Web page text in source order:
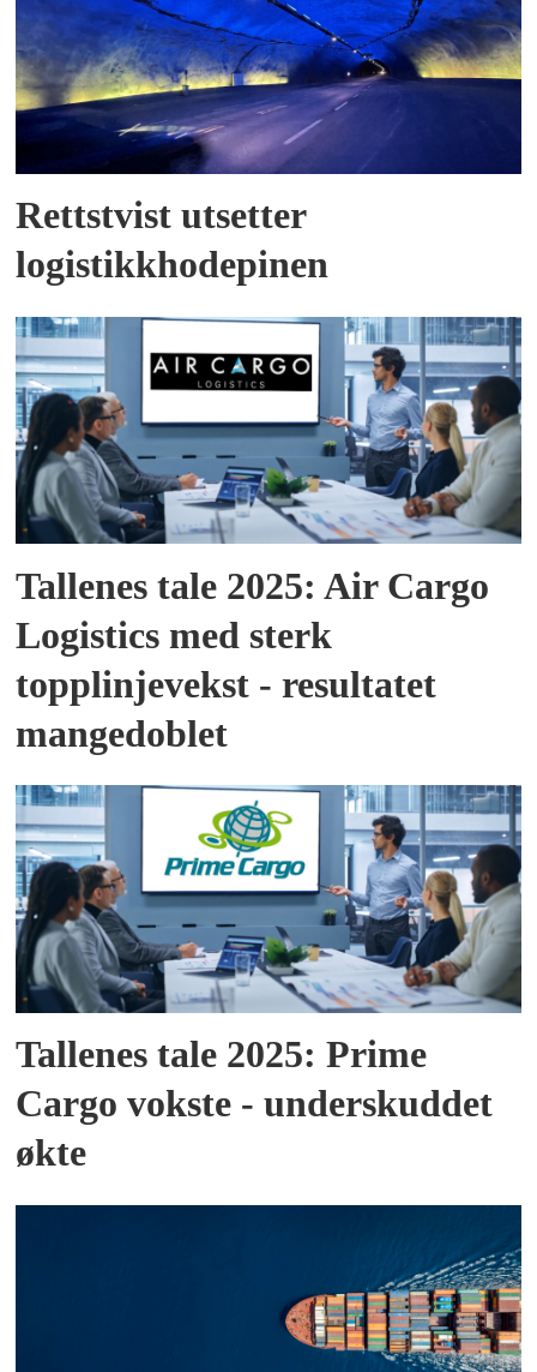
Rettstvist utsetter
logistikkhodepinen
Tallenes tale 2025: Air Cargo
Logistics med sterk
topplinjevekst - resultatet
mangedoblet
Tallenes tale 2025: Prime
Cargo vokste - underskuddet
økte